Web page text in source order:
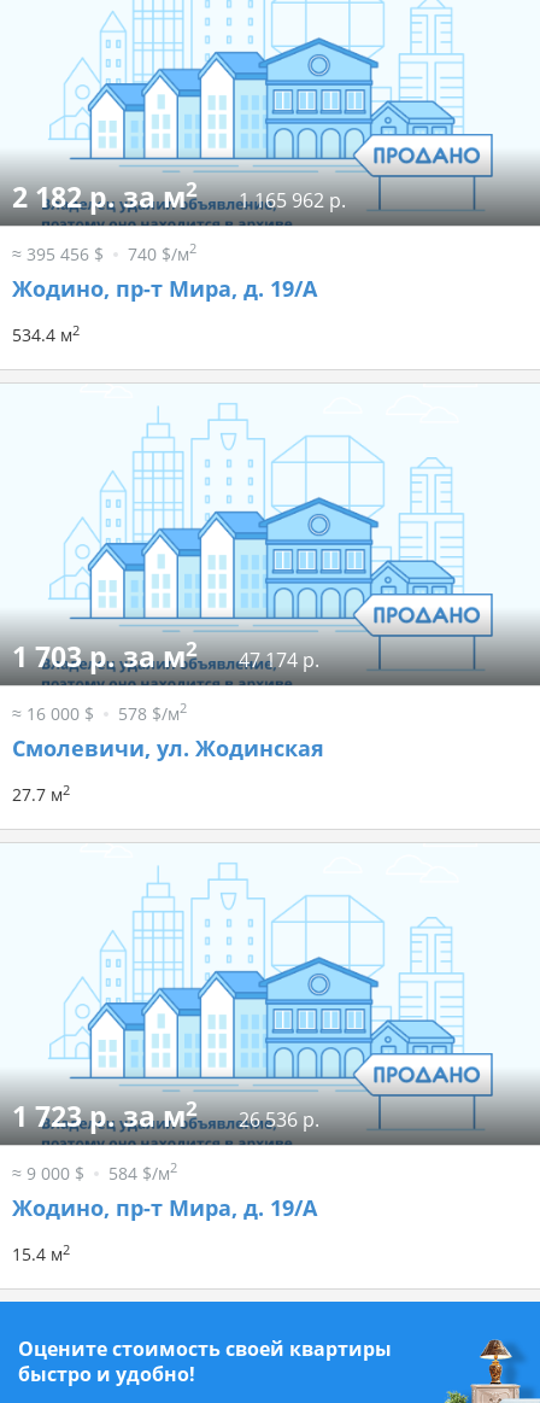
2 182 р. за м2 1 165 962 р.
≈ 395 456 $ 740 $/м2
Жодино, пр-т Мира, д. 19/А
534.4 м2
1 703 р. за м2 47 174 р.
≈ 16 000 $ 578 $/м2
Смолевичи, ул. Жодинская
27.7 м2
1 723 р. за м2 26 536 р.
≈ 9 000 $ 584 $/м2
Жодино, пр-т Мира, д. 19/А
15.4 м2
Оцените стоимость своей квартиры
быстро и удобно!